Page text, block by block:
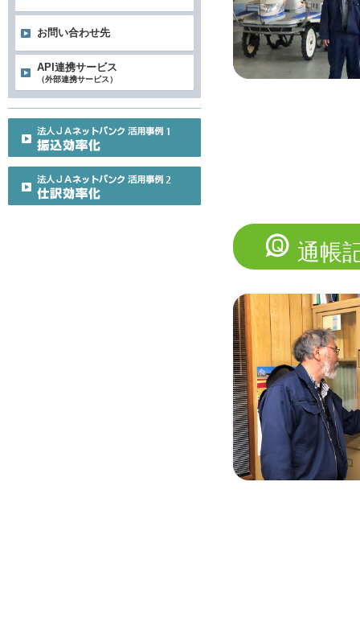
通帳
お問い合わせ先
API連携サービス
（外部連携サービス）